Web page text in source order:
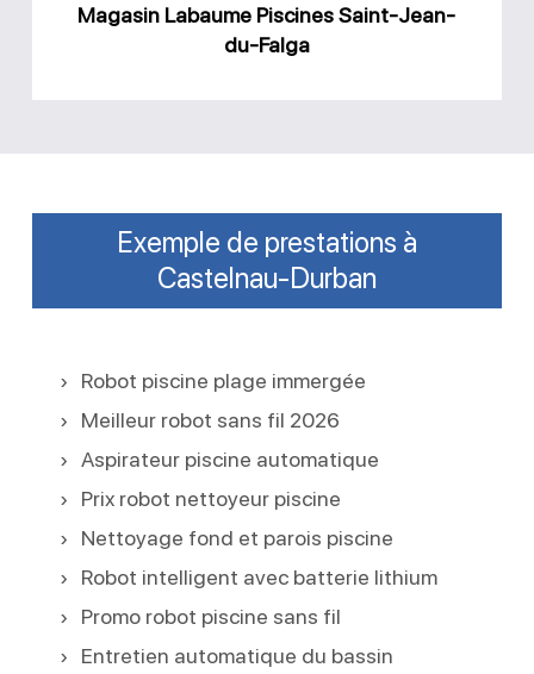
Magasin Labaume Piscines Saint-Jean-
du-Falga
Exemple de prestations à
Castelnau-Durban
Robot piscine plage immergée
Meilleur robot sans fil 2026
Aspirateur piscine automatique
Prix robot nettoyeur piscine
Nettoyage fond et parois piscine
Robot intelligent avec batterie lithium
Promo robot piscine sans fil
Entretien automatique du bassin